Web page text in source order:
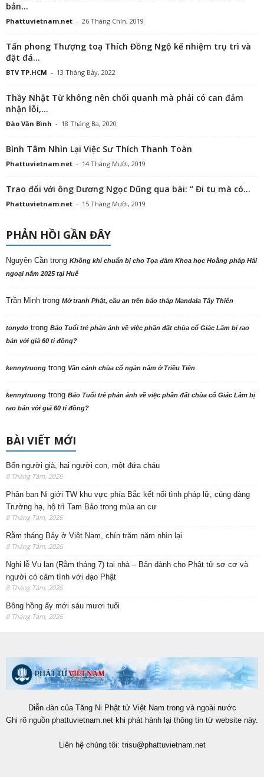
bản...
Phattuvietnam.net - 26 Tháng Chín, 2019
Tấn phong Thượng toạ Thích Đồng Ngộ kế nhiệm trụ trì và
đặt đá...
BTV TP.HCM - 13 Tháng Bảy, 2022
Thầy Nhật Từ không nên chối quanh mà phải có can đảm
nhận lỗi,...
Đào Văn Bình - 18 Tháng Ba, 2020
Bình Tâm Nhìn Lại Việc Sư Thích Thanh Toàn
Phattuvietnam.net - 14 Tháng Mười, 2019
Trao đổi với ông Dương Ngọc Dũng qua bài: “ Đi tu mà có...
Phattuvietnam.net - 15 Tháng Mười, 2019
PHẢN HỒI GẦN ĐÂY
Nguyên Cần trong Không khí chuẩn bị cho Tọa đàm Khoa học Hoằng pháp Hải
ngoại năm 2025 tại Huế
Trần Minh trong Mở tranh Phật, cầu an trên bảo tháp Mandala Tây Thiên
tonydo trong Báo Tuổi trẻ phản ảnh về việc phần đất chùa cổ Giác Lâm bị rao
bán với giá 60 tỉ đồng?
kennytruong trong Vãn cảnh chùa cổ ngàn năm ở Triều Tiên
kennytruong trong Báo Tuổi trẻ phản ảnh về việc phần đất chùa cổ Giác Lâm bị
rao bán với giá 60 tỉ đồng?
BÀI VIẾT MỚI
Bốn người già, hai người con, một đứa cháu
8 Tháng Tám, 2026
Phân ban Ni giới TW khu vực phía Bắc kết nối tình pháp lữ, cúng dàng
Trường hạ, hộ trì Tam Bảo trong mùa an cư
8 Tháng Tám, 2026
Rằm tháng Bảy ở Việt Nam, chín trăm năm nhìn lại
8 Tháng Tám, 2026
Nghi lễ Vu lan (Rằm tháng 7) tại nhà – Bản dành cho Phật tử sơ cơ và
người có cảm tình với đạo Phật
8 Tháng Tám, 2026
Bông hồng ấy mới sáu mươi tuổi
8 Tháng Tám, 2026
Diễn đàn của Tăng Ni Phật tử Việt Nam trong và ngoài nước
Ghi rõ nguồn phattuvietnam.net khi phát hành lại thông tin từ website này.
Liên hệ chúng tôi: trisu@phattuvietnam.net